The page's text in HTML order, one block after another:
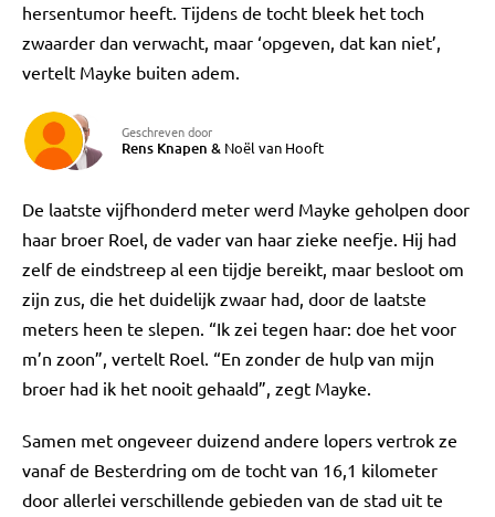
hersentumor heeft. Tijdens de tocht bleek het toch
zwaarder dan verwacht, maar ‘opgeven, dat kan niet’,
vertelt Mayke buiten adem.
Geschreven door
Rens Knapen & Noël van Hooft
De laatste vijfhonderd meter werd Mayke geholpen door
haar broer Roel, de vader van haar zieke neefje. Hij had
zelf de eindstreep al een tijdje bereikt, maar besloot om
zijn zus, die het duidelijk zwaar had, door de laatste
meters heen te slepen. “Ik zei tegen haar: doe het voor
m’n zoon”, vertelt Roel. “En zonder de hulp van mijn
broer had ik het nooit gehaald”, zegt Mayke.
Samen met ongeveer duizend andere lopers vertrok ze
vanaf de Besterdring om de tocht van 16,1 kilometer
door allerlei verschillende gebieden van de stad uit te